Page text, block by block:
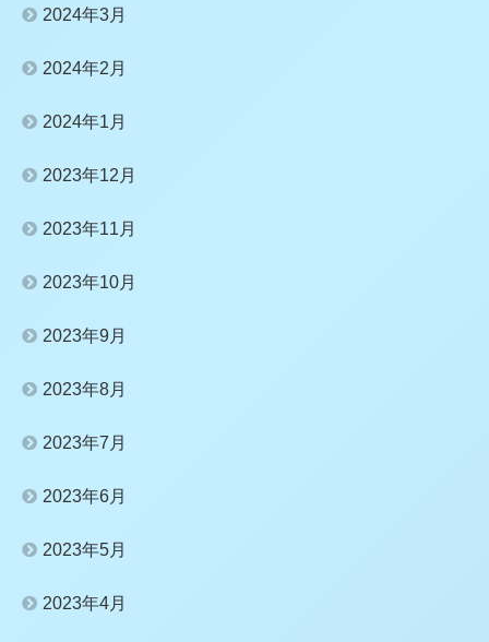
2024年3月
2024年2月
2024年1月
2023年12月
2023年11月
2023年10月
2023年9月
2023年8月
2023年7月
2023年6月
2023年5月
2023年4月